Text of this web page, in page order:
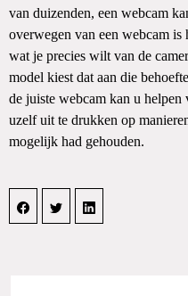
van duizenden, een webcam
overwegen van een webcam
wat je precies wilt van de
model kiest dat aan die
de juiste webcam kan u helpen
uzelf uit te drukken op
mogelijk had gehouden.